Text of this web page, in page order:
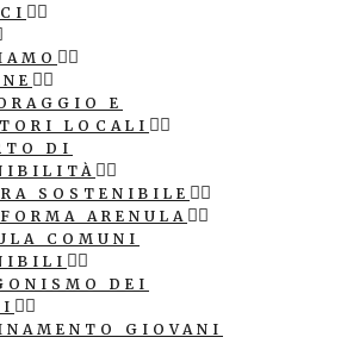
E
LOCALI
DI
SOSTENIBILE
ARENULA
COMUNI
DEI
GIOVANI